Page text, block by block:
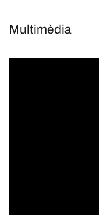
Multimèdia